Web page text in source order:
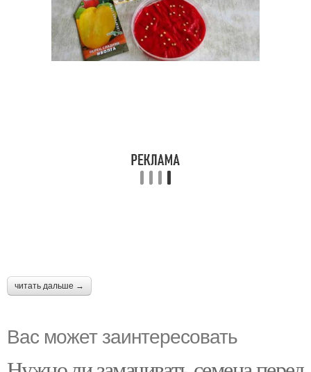
читать дальше →
Вас может заинтересовать